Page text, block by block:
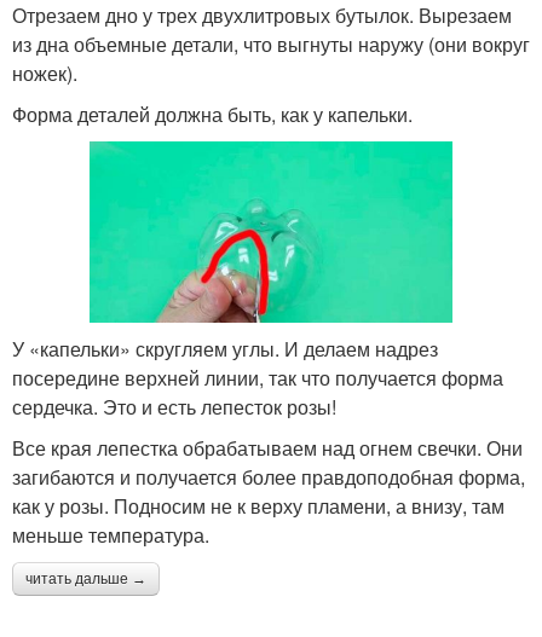
Отрезаем дно у трех двухлитровых бутылок. Вырезаем
из дна объемные детали, что выгнуты наружу (они вокруг
ножек).
Форма деталей должна быть, как у капельки.
У «капельки» скругляем углы. И делаем надрез
посередине верхней линии, так что получается форма
сердечка. Это и есть лепесток розы!
Все края лепестка обрабатываем над огнем свечки. Они
загибаются и получается более правдоподобная форма,
как у розы. Подносим не к верху пламени, а внизу, там
меньше температура.
читать дальше →